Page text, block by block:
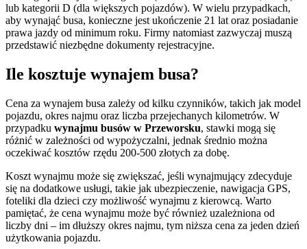
lub kategorii D (dla większych pojazdów). W wielu przypadkach,
aby wynająć busa, konieczne jest ukończenie 21 lat oraz posiadanie
prawa jazdy od minimum roku. Firmy natomiast zazwyczaj muszą
przedstawić niezbędne dokumenty rejestracyjne.
Ile kosztuje wynajem busa?
Cena za wynajem busa zależy od kilku czynników, takich jak model
pojazdu, okres najmu oraz liczba przejechanych kilometrów. W
przypadku wynajmu busów w Przeworsku, stawki mogą się
różnić w zależności od wypożyczalni, jednak średnio można
oczekiwać kosztów rzędu 200-500 złotych za dobę.
Koszt wynajmu może się zwiększać, jeśli wynajmujący zdecyduje
się na dodatkowe usługi, takie jak ubezpieczenie, nawigacja GPS,
foteliki dla dzieci czy możliwość wynajmu z kierowcą. Warto
pamiętać, że cena wynajmu może być również uzależniona od
liczby dni – im dłuższy okres najmu, tym niższa cena za jeden dzień
użytkowania pojazdu.